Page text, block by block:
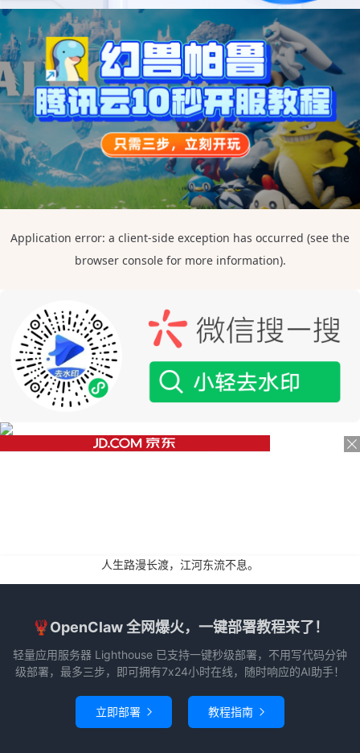
人生路漫长渡，江河东流不息。
🦞OpenClaw 全网爆火，一键部署教程来了！
轻量应用服务器 Lighthouse 已支持一键秒级部署，不用写代码分钟
级部署，最多三步，即可拥有7x24小时在线，随时响应的AI助手！
立即部署  教程指南 